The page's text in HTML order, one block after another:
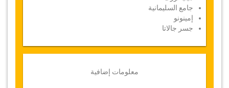
بماردين وأنقاض جبل نمرود.
جامع السليمانية:
على التلة الثالثة في اسطنبول، تركيا. هو أكبر مسجد
اسطنبول.
هو حي تاريخي من اسطنبول في تركيا، وهو
حاليا حي من منطقة الفاتح. هو قلب مدينة قسنطينة
جامع السليمانية
إمينونو
جسر جالاتا
معلومات إضافية